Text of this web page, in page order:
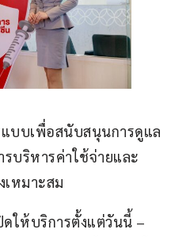
บบเพื่อสนับสนุนการดูแล
บริหารค่าใช้จ่ายและ
เหมาะสม
ให้บริการตั้งแต่วันนี้ –